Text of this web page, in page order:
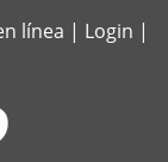
línea | Login |